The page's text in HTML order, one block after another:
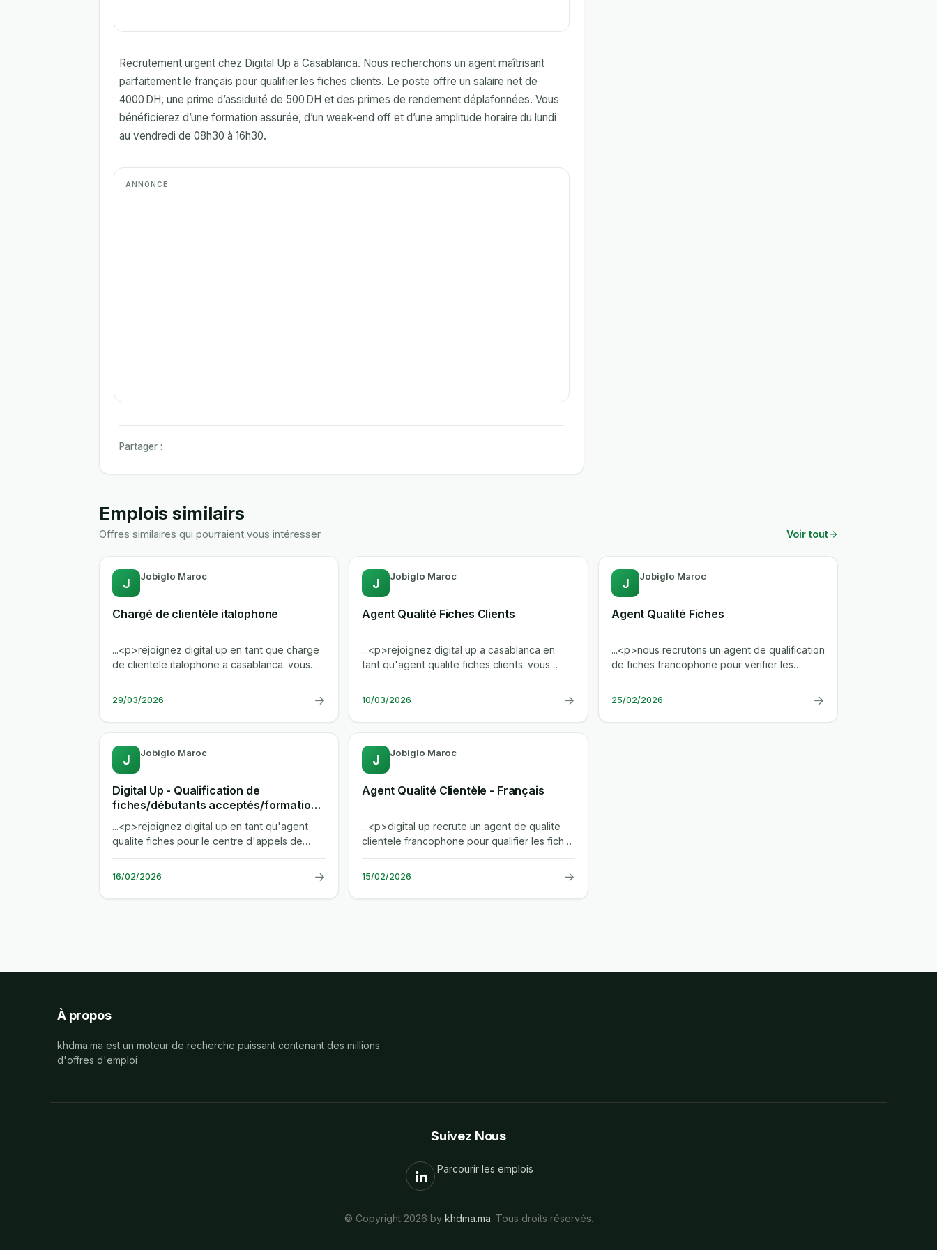
Recrutement urgent chez Digital Up à Casablanca. Nous recherchons un agent maîtrisant
parfaitement le français pour qualifier les fiches clients. Le poste offre un salaire net de
4000 DH, une prime d’assiduité de 500 DH et des primes de rendement déplafonnées. Vous
bénéficierez d’une formation assurée, d’un week‑end off et d’une amplitude horaire du lundi
au vendredi de 08h30 à 16h30.
Partager :
Emplois similairs
Offres similaires qui pourraient vous intéresser Voir tout
J Jobiglo Maroc
Chargé de clientèle italophone
...<p>rejoignez digital up en tant que charge
de clientele italophone a casablanca. vous
assurerez la gestion des echanges...
29/03/2026 →
J Jobiglo Maroc
Agent Qualité Fiches Clients
...<p>rejoignez digital up a casablanca en
tant qu'agent qualite fiches clients. vous
assurerez la verification des...
10/03/2026 →
J Jobiglo Maroc
Agent Qualité Fiches
...<p>nous recrutons un agent de qualification
de fiches francophone pour verifier les
criteres d'eligibilite et qualifier...
25/02/2026 →
J Jobiglo Maroc
Digital Up - Qualification de
fiches/débutants acceptés/formation
prévue le mardi 10/02 à 14h
...<p>rejoignez digital up en tant qu'agent
qualite fiches pour le centre d'appels de
casablanca. vous verifierez les...
16/02/2026 →
J Jobiglo Maroc
Agent Qualité Clientèle - Français
...<p>digital up recrute un agent de qualite
clientele francophone pour qualifier les fiches
clients. le poste exige une...
15/02/2026 →
À propos
khdma.ma est un moteur de recherche puissant contenant des millions
d'offres d'emploi
Suivez Nous
Parcourir les emplois
© Copyright 2026 by khdma.ma. Tous droits réservés.